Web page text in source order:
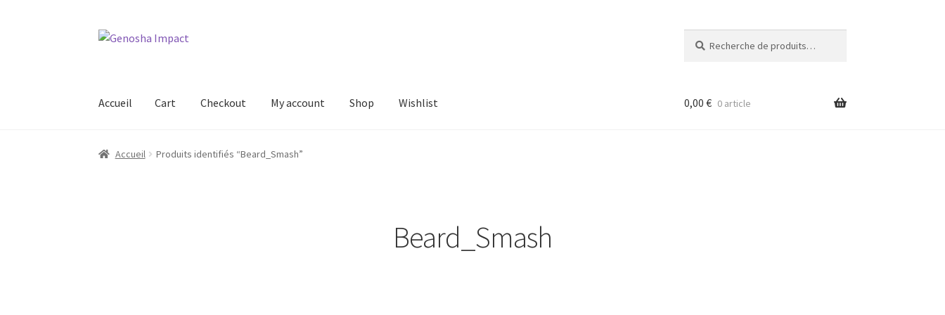
Aller
Aller
pour :
Accueil Cart Checkout My account Shop Wishlist
Accueil Cart Checkout My account Shop Wishlist
0,00 € 0 article
Accueil Produits identifiés “Beard_Smash”
Beard_Smash